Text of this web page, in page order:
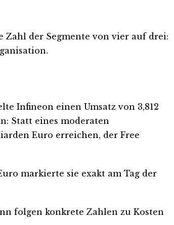
Zahl der Segmente von vier auf drei:
Infineon einen Umsatz von 3,812
Statt eines moderaten
Euro erreichen, der Free
markierte sie exakt am Tag der
folgen konkrete Zahlen zu Kosten